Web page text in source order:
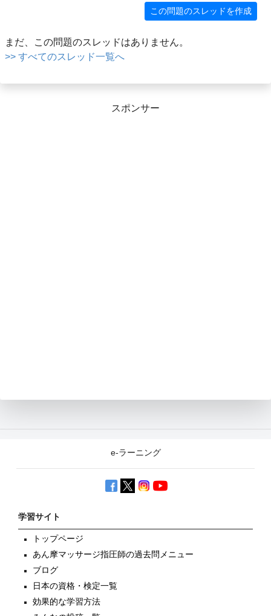
この問題のスレッドを作成
まだ、この問題のスレッドはありません。
>> すべてのスレッド一覧へ
スポンサー
e-ラーニング
学習サイト
トップページ
あん摩マッサージ指圧師の過去問メニュー
ブログ
日本の資格・検定一覧
効果的な学習方法